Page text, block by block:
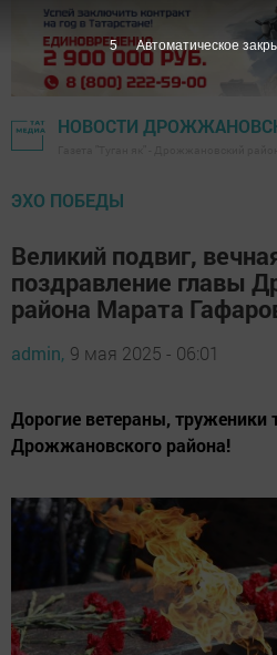
НОВОСТИ
ЭХО ПОБЕДЫ
Великий подвиг,
поздравление главы
района Марата
admin, 9 мая 2025 - 06:01
Дорогие ветераны, труженики
Дрожжановского района!
3 Автоматическое